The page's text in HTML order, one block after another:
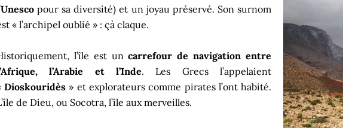
Unescopour sa diversité) et un joyau préservé. Son surnom
« l’archipel oublié » : çà claque.
l’île est uncarrefour de navigation entre
l’Arabie et l’Inde. Les Grecs l’appelaient
Dioskouridès » et explorateurs comme pirates l’ont habité.
de Dieu, ou Socotra, l’île aux merveilles.